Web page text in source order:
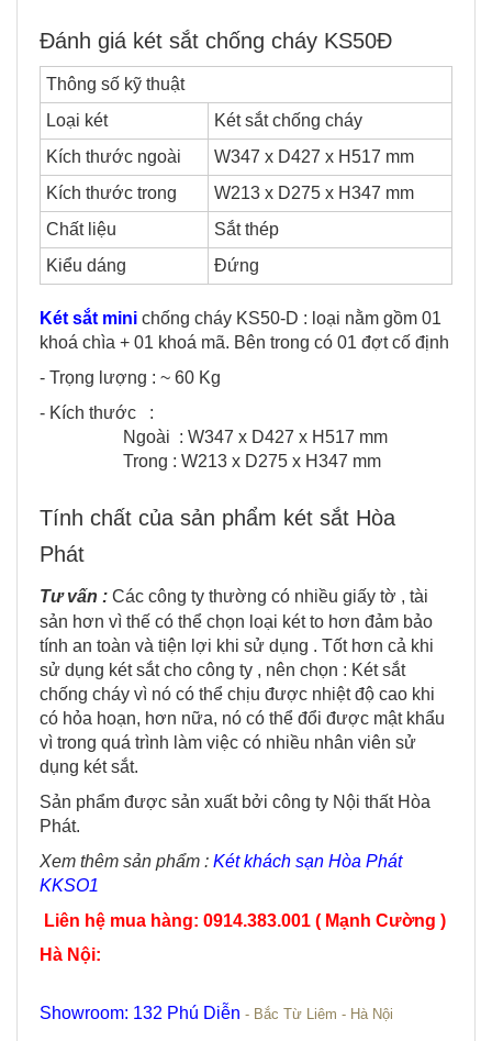
Đánh giá két sắt chống cháy KS50Đ
Thông số kỹ thuật
Loại két
Két sắt chống cháy
Kích thước ngoài
W347 x D427 x H517 mm
Kích thước trong
W213 x D275 x H347 mm
Chất liệu
Sắt thép
Kiểu dáng
Đứng
Két sắt mini chống cháy KS50-D : loại nằm gồm 01
khoá chìa + 01 khoá mã. Bên trong có 01 đợt cố định
- Trọng lượng : ~ 60 Kg
- Kích thước :
Ngoài : W347 x D427 x H517 mm
Trong : W213 x D275 x H347 mm
Tính chất của sản phẩm két sắt Hòa
Phát
Tư vấn : Các công ty thường có nhiều giấy tờ , tài
sản hơn vì thế có thể chọn loại két to hơn đảm bảo
tính an toàn và tiện lợi khi sử dụng . Tốt hơn cả khi
sử dụng két sắt cho công ty , nên chọn : Két sắt
chống cháy vì nó có thể chịu được nhiệt độ cao khi
có hỏa hoạn, hơn nữa, nó có thể đổi được mật khẩu
vì trong quá trình làm việc có nhiều nhân viên sử
dụng két sắt.
Sản phẩm được sản xuất bởi công ty Nội thất Hòa
Phát.
Xem thêm sản phẩm : Két khách sạn Hòa Phát
KKSO1
Liên hệ mua hàng: 0914.383.001 ( Mạnh Cường )
Hà Nội:
Showroom: 132 Phú Diễn - Bắc Từ Liêm - Hà Nội